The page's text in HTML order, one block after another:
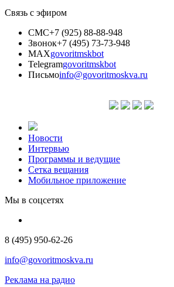
Связь с эфиром
СМС+7 (925) 88-88-948
Звонок+7 (495) 73-73-948
MAXgovoritmskbot
Telegramgovoritmskbot
Письмоinfo@govoritmoskva.ru
Новости
Интервью
Программы и ведущие
Сетка вещания
Мобильное приложение
Мы в соцсетях
8 (495) 950-62-26
info@govoritmoskva.ru
Реклама на радио